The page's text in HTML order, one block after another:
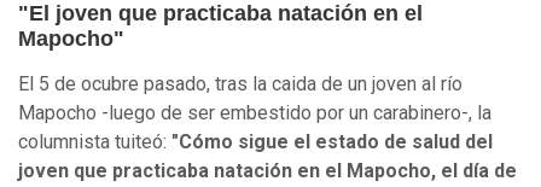
"El joven que practicaba natación en el
Mapocho"
El 5 de ocubre pasado, tras la caida de un joven al río
Mapocho -luego de ser embestido por un carabinero-, la
columnista tuiteó: "Cómo sigue el estado de salud del
joven que practicaba natación en el Mapocho, el día de